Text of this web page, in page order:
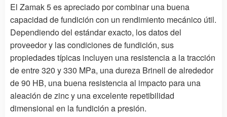
El Zamak 5 es apreciado por combinar una buena
capacidad de fundición con un rendimiento mecánico útil.
Dependiendo del estándar exacto, los datos del
proveedor y las condiciones de fundición, sus
propiedades típicas incluyen una resistencia a la tracción
de entre 320 y 330 MPa, una dureza Brinell de alrededor
de 90 HB, una buena resistencia al impacto para una
aleación de zinc y una excelente repetibilidad
dimensional en la fundición a presión.